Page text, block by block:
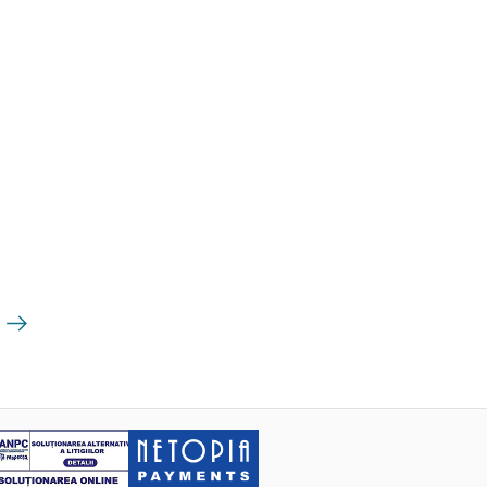
Următoarea